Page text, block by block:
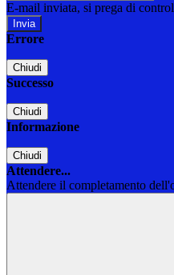
E-mail inviata, si prega di
Errore
Chiudi
Successo
Chiudi
Informazione
Chiudi
Attendere...
Attendere il completamento